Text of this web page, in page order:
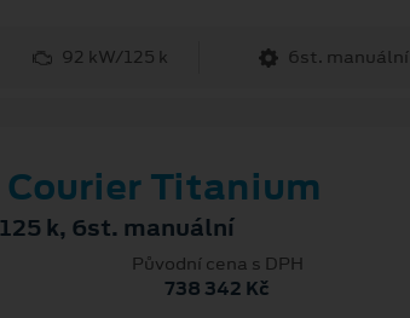
92 kW/125 k 6st. manuální
Courier Titanium
k, 6st. manuální
Původní cena s DPH
738 342 Kč